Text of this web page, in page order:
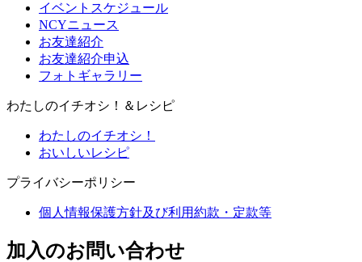
イベントスケジュール
NCYニュース
お友達紹介
お友達紹介申込
フォトギャラリー
わたしのイチオシ！＆レシピ
わたしのイチオシ！
おいしいレシピ
プライバシーポリシー
個人情報保護方針及び利用約款・定款等
加入のお問い合わせ